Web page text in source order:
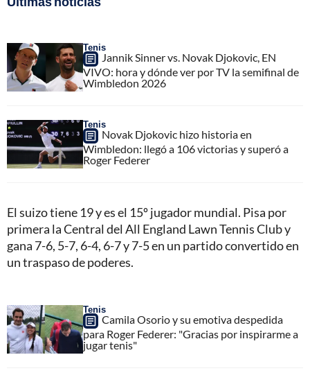
Tenis
Jannik Sinner vs. Novak Djokovic, EN
VIVO: hora y dónde ver por TV la semifinal de
Wimbledon 2026
Tenis
Novak Djokovic hizo historia en
Wimbledon: llegó a 106 victorias y superó a
Roger Federer
El suizo tiene 19 y es el 15º jugador mundial. Pisa por
primera la Central del All England Lawn Tennis Club y
gana 7-6, 5-7, 6-4, 6-7 y 7-5 en un partido convertido en
un traspaso de poderes.
Tenis
Camila Osorio y su emotiva despedida
para Roger Federer: "Gracias por inspirarme a
jugar tenis"